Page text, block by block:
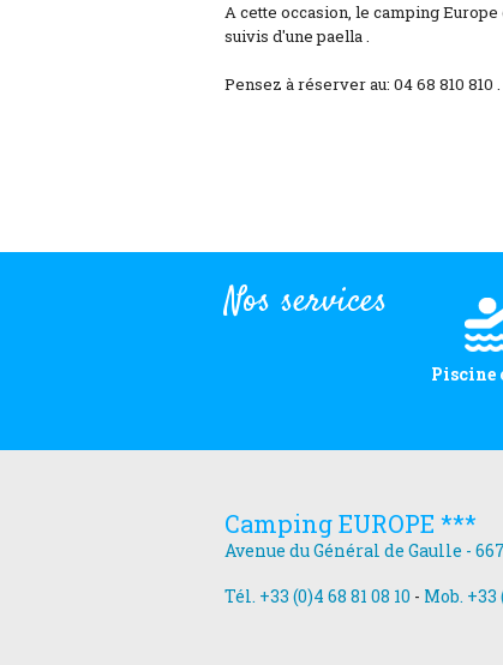
A cette occasion, le camping
suivis d'une paella .
Pensez à réserver au: 04 68 810 810
Nos services
Piscine
Camping EUROPE ***
Avenue du Général de Gaulle -
Tél. +33 (0)4 68 81 08 10 - Mob. +33